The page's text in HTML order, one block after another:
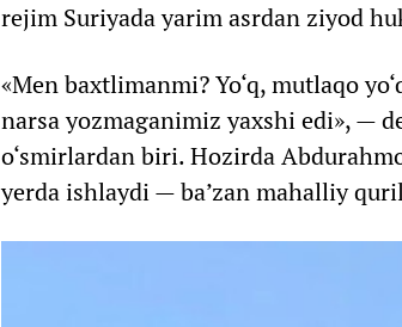
rejim Suriyada yarim asrdan ziyod
«Men baxtlimanmi? Yo‘q, mutlaqo
narsa yozmaganimiz yaxshi edi», —
o‘smirlardan biri. Hozirda
yerda ishlaydi — ba’zan mahalliy